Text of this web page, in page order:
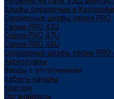
Шкафы серверные и
Серверные шкафы серия PRO
Серия PRO 42U
Серия PRO 47U
Серия PRO 48U
Серверные шкафы серии PRO
Аксессуары
Вводы с уплотнением
Кабель-каналы
Крепеж
Органайзеры